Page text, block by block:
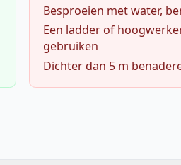
Besproeien met water,
Een ladder of
gebruiken
Dichter dan 5 m